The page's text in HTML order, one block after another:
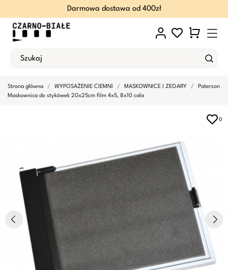
Darmowa dostawa od 400zł
Strona główna WYPOSAŻENIE CIEMNI MASKOWNICE I ZEGARY
Paterson
Maskownica do stykówek 20x25cm film 4x5, 8x10 cala
0